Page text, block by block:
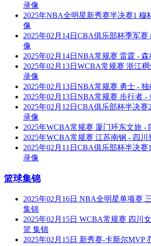
录像
2025年NBA全明星新秀赛半决赛1 穆
像
2025年02月14日CBA俱乐部杯季军
像
2025年02月14日NBA常规赛 雷霆 -
2025年02月13日WCBA常规赛 浙江
录像
2025年02月13日NBA常规赛 勇士 -
2025年02月13日NBA常规赛 步行者 -
2025年02月12日CBA俱乐部杯半决赛
录像
2025年WCBA常规赛 厦门环东文旅 -
2025年WCBA常规赛 江苏南钢 - 四
2025年02月11日CBA俱乐部杯半决赛
录像
篮球集锦
2025年02月16日 NBA全明星单项赛
集锦
2025年02月15日 WCBA常规赛 四川
篮 集锦
2025年02月15日 新秀赛-卡斯尔MVP